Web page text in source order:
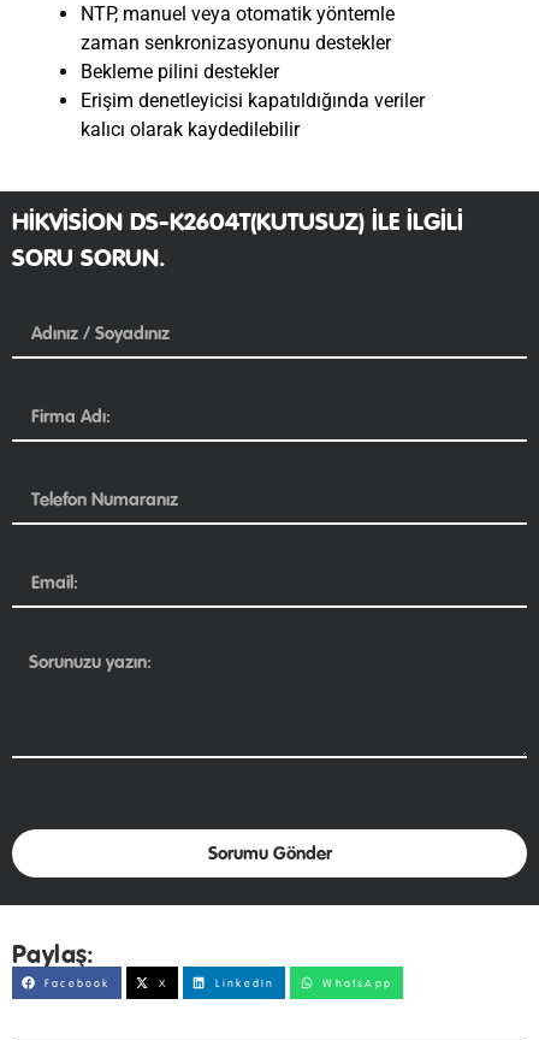
NTP, manuel veya otomatik yöntemle
zaman senkronizasyonunu destekler
Bekleme pilini destekler
Erişim denetleyicisi kapatıldığında veriler
kalıcı olarak kaydedilebilir
HIKVISION DS-K2604T(KUTUSUZ) ILE ILGILI
SORU SORUN.
Sorumu Gönder
Paylaş:
Facebook X LinkedIn WhatsApp